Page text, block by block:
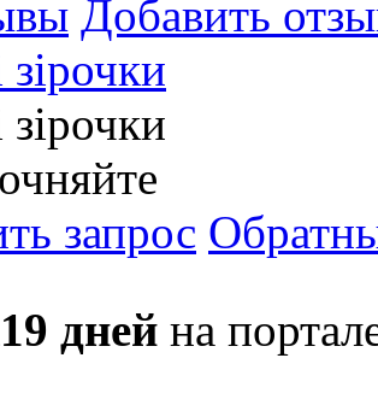
Добавить
запрос
дней на